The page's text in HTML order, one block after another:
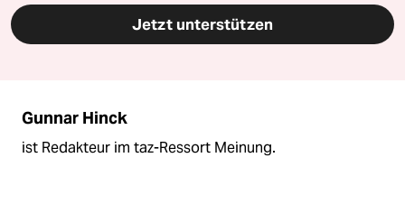
Jetzt unterstützen
Gunnar Hinck
ist Redakteur im taz-Ressort Meinung.